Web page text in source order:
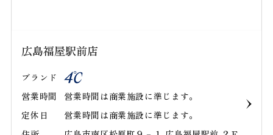
広島福屋駅前店
ブランド
営業時間
営業時間は商業施設に準じます。
定休日
営業時間は商業施設に準じます。